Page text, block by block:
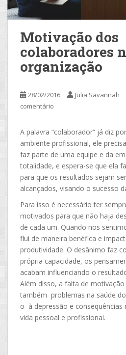
Motivação dos
colaboradores
organização
28/02/2016 Julia Savannah
comentário
A palavra “colaborador” já diz
ambiente profissional, ele
faz parte de uma equipe e da
totalidade, e espera-se que ela
para que os resultados sejam
alcançados, visando o sucesso
Para isso é necessário ter
motivados para que não haja
de cada um. Quando nos
flui de maneira benéfica e
produtividade. O desânimo faz
própria capacidade, os
acabam influenciando o
Além disso, a falta de
também problemas na saúde
o à depressão e consequências
vida pessoal e profissional.